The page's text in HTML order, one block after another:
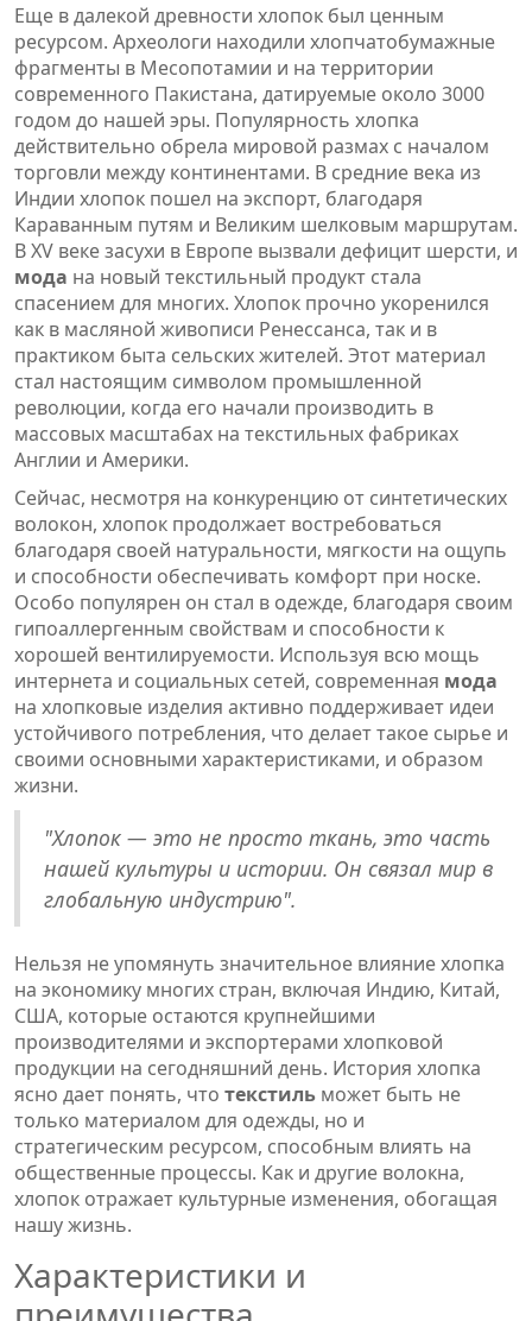
Еще в далекой древности хлопок был ценным
ресурсом. Археологи находили хлопчатобумажные
фрагменты в Месопотамии и на территории
современного Пакистана, датируемые около 3000
годом до нашей эры. Популярность хлопка
действительно обрела мировой размах с началом
торговли между континентами. В средние века из
Индии хлопок пошел на экспорт, благодаря
Караванным путям и Великим шелковым маршрутам.
В XV веке засухи в Европе вызвали дефицит шерсти, и
мода на новый текстильный продукт стала
спасением для многих. Хлопок прочно укоренился
как в масляной живописи Ренессанса, так и в
практиком быта сельских жителей. Этот материал
стал настоящим символом промышленной
революции, когда его начали производить в
массовых масштабах на текстильных фабриках
Англии и Америки.
Сейчас, несмотря на конкуренцию от синтетических
волокон, хлопок продолжает востребоваться
благодаря своей натуральности, мягкости на ощупь
и способности обеспечивать комфорт при носке.
Особо популярен он стал в одежде, благодаря своим
гипоаллергенным свойствам и способности к
хорошей вентилируемости. Используя всю мощь
интернета и социальных сетей, современная мода
на хлопковые изделия активно поддерживает идеи
устойчивого потребления, что делает такое сырье и
своими основными характеристиками, и образом
жизни.
"Хлопок — это не просто ткань, это часть
нашей культуры и истории. Он связал мир в
глобальную индустрию".
Нельзя не упомянуть значительное влияние хлопка
на экономику многих стран, включая Индию, Китай,
США, которые остаются крупнейшими
производителями и экспортерами хлопковой
продукции на сегодняшний день. История хлопка
ясно дает понять, что текстиль может быть не
только материалом для одежды, но и
стратегическим ресурсом, способным влиять на
общественные процессы. Как и другие волокна,
хлопок отражает культурные изменения, обогащая
нашу жизнь.
Характеристики и